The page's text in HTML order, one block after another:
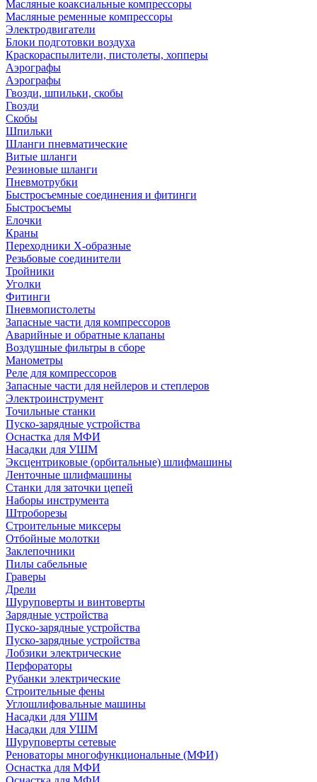
Масляные коаксиальные компрессоры
Масляные ременные компрессоры
Электродвигатели
Блоки подготовки воздуха
Краскораспылители, пистолеты, хопперы
Аэрографы
Аэрографы
Гвозди, шпильки, скобы
Гвозди
Скобы
Шпильки
Шланги пневматические
Витые шланги
Резиновые шланги
Пневмотрубки
Быстросъемные соединения и фитинги
Быстросъемы
Елочки
Краны
Переходники Х-образные
Резьбовые соединители
Тройники
Уголки
Фитинги
Пневмопистолеты
Запасные части для компрессоров
Аварийные и обратные клапаны
Воздушные фильтры в сборе
Манометры
Реле для компрессоров
Запасные части для нейлеров и степлеров
Электроинструмент
Точильные станки
Пуско-зарядные устройства
Оснастка для МФИ
Насадки для УШМ
Эксцентриковые (орбитальные) шлифмашины
Ленточные шлифмашины
Станки для заточки цепей
Наборы инструмента
Штроборезы
Строительные миксеры
Отбойные молотки
Заклепочники
Пилы сабельные
Граверы
Дрели
Шуруповерты и винтоверты
Зарядные устройства
Пуско-зарядные устройства
Пуско-зарядные устройства
Лобзики электрические
Перфораторы
Рубанки электрические
Строительные фены
Углошлифовальные машины
Насадки для УШМ
Насадки для УШМ
Шуруповерты сетевые
Реноваторы многофункциональные (МФИ)
Оснастка для МФИ